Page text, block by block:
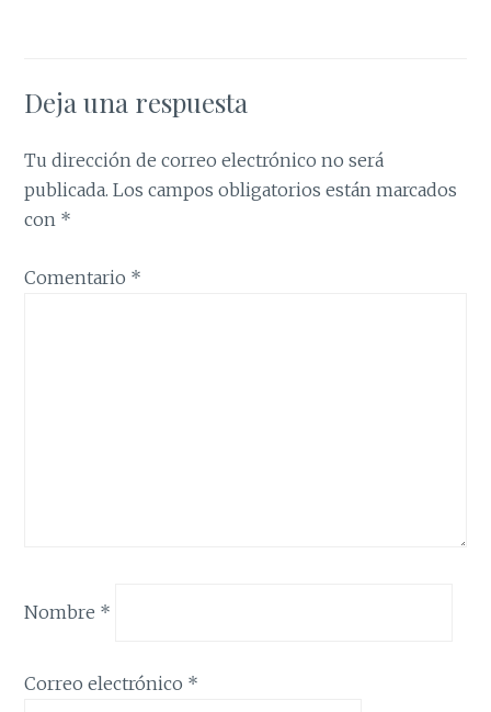
Deja una respuesta
Tu dirección de correo electrónico no será
publicada. Los campos obligatorios están marcados
con *
Comentario *
Nombre *
Correo electrónico *